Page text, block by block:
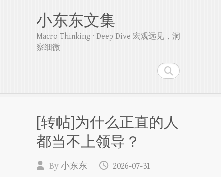
Search
小东东文集
Macro Thinking · Deep Dive 宏观远见，洞
察细微
[转帖]为什么正直的人
都当不上领导？
By小东东
2026-07-31